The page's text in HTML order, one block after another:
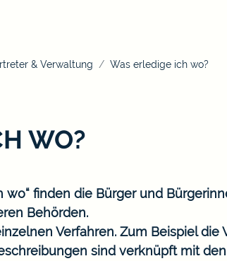
& Verwaltung Was erledige ich wo?
WO?
wo“ finden die Bürger und
Behörden.
Verfahren. Zum Beispiel
sind verknüpft mit